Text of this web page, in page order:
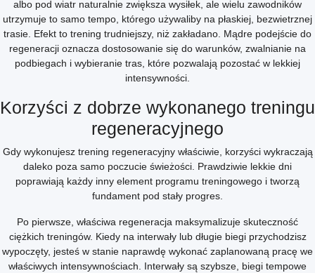
albo pod wiatr naturalnie zwiększa wysiłek, ale wielu zawodników
utrzymuje to samo tempo, którego używaliby na płaskiej, bezwietrznej
trasie. Efekt to trening trudniejszy, niż zakładano. Mądre podejście do
regeneracji oznacza dostosowanie się do warunków, zwalnianie na
podbiegach i wybieranie tras, które pozwalają pozostać w lekkiej
intensywności.
Korzyści z dobrze wykonanego treningu
regeneracyjnego
Gdy wykonujesz trening regeneracyjny właściwie, korzyści wykraczają
daleko poza samo poczucie świeżości. Prawdziwie lekkie dni
poprawiają każdy inny element programu treningowego i tworzą
fundament pod stały progres.
Po pierwsze, właściwa regeneracja maksymalizuje skuteczność
ciężkich treningów. Kiedy na interwały lub długie biegi przychodzisz
wypoczęty, jesteś w stanie naprawdę wykonać zaplanowaną pracę we
właściwych intensywnościach. Interwały są szybsze, biegi tempowe